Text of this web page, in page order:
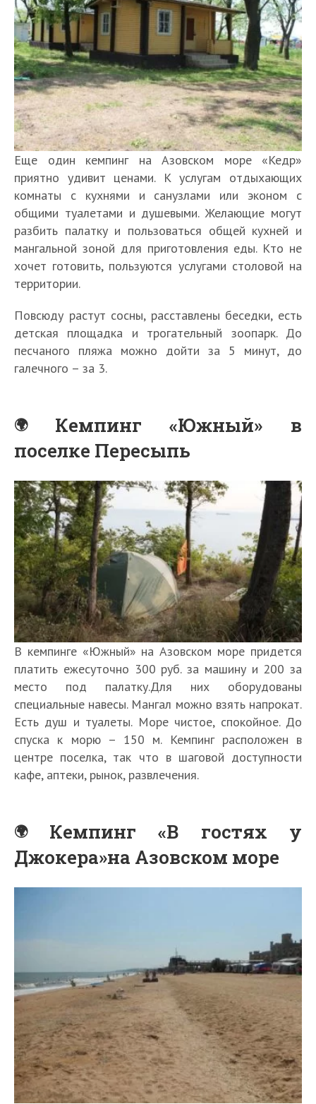
Еще один кемпинг на Азовском море «Кедр»
приятно удивит ценами. К услугам отдыхающих
комнаты с кухнями и санузлами или эконом с
общими туалетами и душевыми. Желающие могут
разбить палатку и пользоваться общей кухней и
мангальной зоной для приготовления еды. Кто не
хочет готовить, пользуются услугами столовой на
территории.
Повсюду растут сосны, расставлены беседки, есть
детская площадка и трогательный зоопарк. До
песчаного пляжа можно дойти за 5 минут, до
галечного – за 3.
Кемпинг «Южный» в
поселке Пересыпь
В кемпинге «Южный» на Азовском море придется
платить ежесуточно 300 руб. за машину и 200 за
место под палатку.Для них оборудованы
специальные навесы. Мангал можно взять напрокат.
Есть душ и туалеты. Море чистое, спокойное. До
спуска к морю – 150 м. Кемпинг расположен в
центре поселка, так что в шаговой доступности
кафе, аптеки, рынок, развлечения.
Кемпинг «В гостях у
Джокера»на Азовском море